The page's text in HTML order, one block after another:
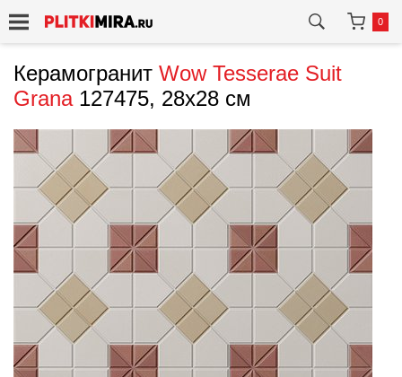
0
Керамогранит Wow Tesserae Suit
Grana127475, 28x28 см